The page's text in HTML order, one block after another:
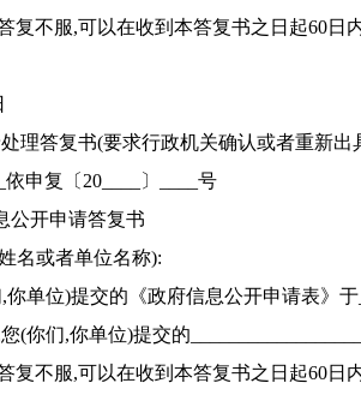
复不服,可以在收到本答复书之日起60日
处理答复书(要求行政机关确认或者重新出
依申复〔20____〕____号
公开申请答复书
名或者单位名称):
你单位)提交的《政府信息公开申请表》于
(你们,你单位)提交的
复不服,可以在收到本答复书之日起60日